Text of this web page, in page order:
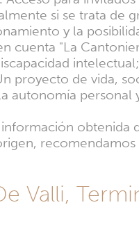
si se trata de
y la
cuenta "La
proyecto de vida,
obtenida
Valli,